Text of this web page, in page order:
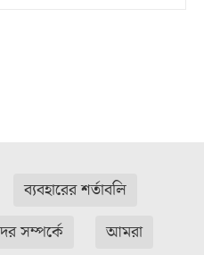
ব্যবহারের শর্তাবলি
সম্পর্কে
আমরা